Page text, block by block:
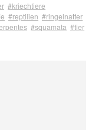
#kriechtiere
#reptilien #ringelnatter
#squamata #tier